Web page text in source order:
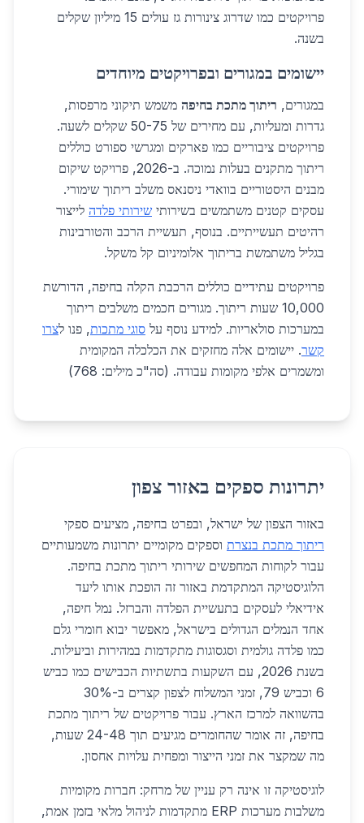
פרויקטים כמו שדרוג צינורות גז עולים 15 מיליון שקלים
בשנה.
יישומים במגורים ובפרויקטים מיוחדים
במגורים, ריתוך מתכת בחיפה משמש תיקוני מרפסות,
גדרות ומעליות, עם מחירים של 50-75 שקלים לשעה.
פרויקטים ציבוריים כמו פארקים ומגרשי ספורט כוללים
ריתוך מתקנים בעלות נמוכה. ב-2026, פרויקט שיקום
מבנים היסטוריים בוואדי ניסנאס משלב ריתוך שימורי.
עסקים קטנים משתמשים בשירותי שירותי פלדה לייצור
רהיטים תעשייתיים. בנוסף, תעשיית הרכב והטורבינות
בגליל משתמשת בריתוך אלומיניום קל משקל.
פרויקטים עתידיים כוללים הרכבת הקלה בחיפה, הדורשת
10,000 שעות ריתוך. מגורים חכמים משלבים ריתוך
במערכות סולאריות. למידע נוסף על סוגי מתכות, פנו לצרו
קשר. יישומים אלה מחזקים את הכלכלה המקומית
ומשמרים אלפי מקומות עבודה. (סה"כ מילים: 768)
יתרונות ספקים באזור צפון
באזור הצפון של ישראל, ובפרט בחיפה, מציעים ספקי
ריתוך מתכת בנצרת וספקים מקומיים יתרונות משמעותיים
עבור לקוחות המחפשים שירותי ריתוך מתכת בחיפה.
הלוגיסטיקה המתקדמת באזור זה הופכת אותו ליעד
אידיאלי לעסקים בתעשיית הפלדה והברזל. נמל חיפה,
אחד הנמלים הגדולים בישראל, מאפשר יבוא חומרי גלם
כמו פלדה גולמית וסגסוגות מתקדמות במהירות וביעילות.
בשנת 2026, עם השקעות בתשתיות הכבישים כמו כביש
6 וכביש 79, זמני המשלוח לצפון קצרים ב-30%
בהשוואה למרכז הארץ. עבור פרויקטים של ריתוך מתכת
בחיפה, זה אומר שהחומרים מגיעים תוך 24-48 שעות,
מה שמקצר את זמני הייצור ומפחית עלויות אחסון.
לוגיסטיקה זו אינה רק עניין של מרחק: חברות מקומיות
משלבות מערכות ERP מתקדמות לניהול מלאי בזמן אמת,